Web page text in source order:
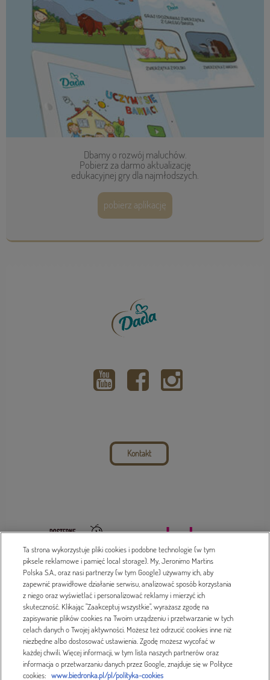
Dbamy o rozwój maluchów.
Pobierz za darmo aktualizację
edukacyjnej gry dla najmłodszych.
pobierz aplikację
Kontakt
Dada 2016-2023 © Treść serwisu prawnie chroniona
Polityka prywatności
Projekt i wykonanie
Ta strona wykorzystuje pliki cookies i podobne technologie (w tym
piksele reklamowe i pamięć local storage). My, Jeronimo Martins
Polska S.A., oraz nasi partnerzy (w tym Google) używamy ich, aby
zapewnić prawidłowe działanie serwisu, analizować sposób korzystania
z niego oraz wyświetlać i personalizować reklamy i mierzyć ich
skuteczność. Klikając "Zaakceptuj wszystkie", wyrażasz zgodę na
zapisywanie plików cookies na Twoim urządzeniu i przetwarzanie w tych
celach danych o Twojej aktywności. Możesz też odrzucić cookies inne niż
niezbędne albo dostosować ustawienia. Zgodę możesz wycofać w
każdej chwili. Więcej informacji, w tym lista naszych partnerów oraz
informacja o przetwarzaniu danych przez Google, znajduje się w Polityce
cookies: www.biedronka.pl/pl/polityka-cookies